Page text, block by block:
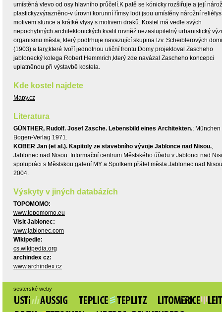
umístěná vlevo od osy hlavního průčelí.K patě se kónicky rozšiřuje a její
plastickyzvýrazněno-v úrovni korunní římsy lodi jsou umístěny nárožní reliéfys
motivem slunce a krátké vlysy s motivem draků. Kostel má vedle svých
nepochybných architektonických kvalit rovněž nezastupitelný urbanistický
organismu města, který podtrhuje navazující skupina tzv. Scheiblerových
(1903) a fary,které tvoří jednotnou uliční frontu.Domy projektoval Zascheho
jablonecký kolega Robert Hemmrich,který zde navázal Zascheho koncepci
uplatněnou při výstavbě kostela.
Kde kostel najdete
Mapy.cz
Literatura
GÜNTHER, Rudolf. Josef Zasche. Lebensbild eines Architekten.; München
Bogen-Verlag 1971.
KOBER Jan (et al.). Kapitoly ze stavebního vývoje Jablonce nad Nisou.,
Jablonec nad Nisou: Informační centrum Městského úřadu v Jablonci nad
spolupráci s Městskou galerií MY a Spolkem přátel města Jablonec nad Nisou
2004.
Výskyty v jiných databázích
TOPOMOMO:
www.topomomo.eu
Visit Jablonec:
www.jablonec.com
Wikipedie:
cs.wikipedia.org
archindex cz:
www.archindex.cz
sesterské weby